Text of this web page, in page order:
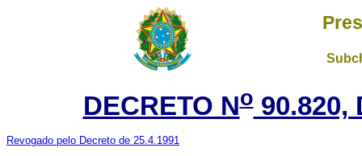
DECRETO No90.820,
Revogado pelo Decreto de 25.4.1991